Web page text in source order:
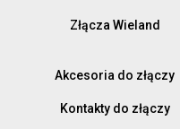
Złącza Wieland
Akcesoria do złączy
Kontakty do złączy